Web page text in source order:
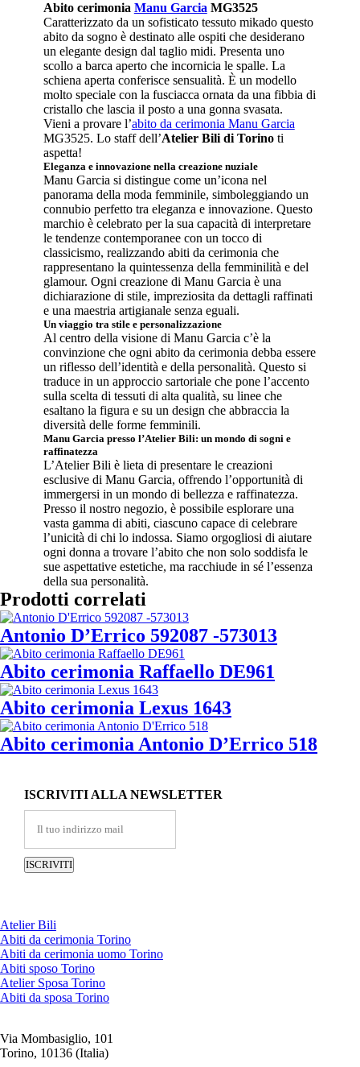
Abito cerimonia Manu Garcia MG3525
Caratterizzato da un sofisticato tessuto mikado questo
abito da sogno è destinato alle ospiti che desiderano
un elegante design dal taglio midi. Presenta uno
scollo a barca aperto che incornicia le spalle. La
schiena aperta conferisce sensualità. È un modello
molto speciale con la fusciacca ornata da una fibbia di
cristallo che lascia il posto a una gonna svasata.
Vieni a provare l’abito da cerimonia Manu Garcia
MG3525. Lo staff dell’Atelier Bili di Torinoti
aspetta!
Eleganza e innovazione nella creazione nuziale
Manu Garcia si distingue come un’icona nel
panorama della moda femminile, simboleggiando un
connubio perfetto tra eleganza e innovazione. Questo
marchio è celebrato per la sua capacità di interpretare
le tendenze contemporanee con un tocco di
classicismo, realizzando abiti da cerimonia che
rappresentano la quintessenza della femminilità e del
glamour. Ogni creazione di Manu Garcia è una
dichiarazione di stile, impreziosita da dettagli raffinati
e una maestria artigianale senza eguali.
Un viaggio tra stile e personalizzazione
Al centro della visione di Manu Garcia c’è la
convinzione che ogni abito da cerimonia debba essere
un riflesso dell’identità e della personalità. Questo si
traduce in un approccio sartoriale che pone l’accento
sulla scelta di tessuti di alta qualità, su linee che
esaltano la figura e su un design che abbraccia la
diversità delle forme femminili.
Manu Garcia presso l’Atelier Bili: un mondo di sogni e
raffinatezza
L’Atelier Bili è lieta di presentare le creazioni
esclusive di Manu Garcia, offrendo l’opportunità di
immergersi in un mondo di bellezza e raffinatezza.
Presso il nostro negozio, è possibile esplorare una
vasta gamma di abiti, ciascuno capace di celebrare
l’unicità di chi lo indossa. Siamo orgogliosi di aiutare
ogni donna a trovare l’abito che non solo soddisfa le
sue aspettative estetiche, ma racchiude in sé l’essenza
della sua personalità.
Prodotti correlati
Antonio D’Errico 592087 -573013
Abito cerimonia Raffaello DE961
Abito cerimonia Lexus 1643
Abito cerimonia Antonio D’Errico 518
ISCRIVITI ALLA NEWSLETTER
Atelier Bili
Abiti da cerimonia Torino
Abiti da cerimonia uomo Torino
Abiti sposo Torino
Atelier Sposa Torino
Abiti da sposa Torino
Via Mombasiglio, 101
Torino, 10136 (Italia)